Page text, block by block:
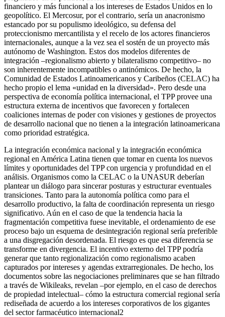
financiero y más funcional a los intereses de Estados Unidos en lo
geopolítico. El Mercosur, por el contrario, sería un anacronismo
estancado por su populismo ideológico, su defensa del
proteccionismo mercantilista y el recelo de los actores financieros
internacionales, aunque a la vez sea el sostén de un proyecto más
autónomo de Washington. Estos dos modelos diferentes de
integración –regionalismo abierto y bilateralismo competitivo– no
son inherentemente incompatibles o antinómicos. De hecho, la
Comunidad de Estados Latinoamericanos y Caribeños (CELAC) ha
hecho propio el lema «unidad en la diversidad». Pero desde una
perspectiva de economía política internacional, el TPP provee una
estructura externa de incentivos que favorecen y fortalecen
coaliciones internas de poder con visiones y gestiones de proyectos
de desarrollo nacional que no tienen a la integración latinoamericana
como prioridad estratégica.
La integración económica nacional y la integración económica
regional en América Latina tienen que tomar en cuenta los nuevos
límites y oportunidades del TPP con urgencia y profundidad en el
análisis. Organismos como la CELAC o la UNASUR deberían
plantear un diálogo para sincerar posturas y estructurar eventuales
transiciones. Tanto para la autonomía política como para el
desarrollo productivo, la falta de coordinación representa un riesgo
significativo. Aún en el caso de que la tendencia hacia la
fragmentación competitiva fuese inevitable, el ordenamiento de ese
proceso bajo un esquema de desintegración regional sería preferible
a una disgregación desordenada. El riesgo es que esa diferencia se
transforme en divergencia. El incentivo externo del TPP podría
generar que tanto regionalización como regionalismo acaben
capturados por intereses y agendas extrarregionales. De hecho, los
documentos sobre las negociaciones preliminares que se han filtrado
a través de Wikileaks, revelan –por ejemplo, en el caso de derechos
de propiedad intelectual– cómo la estructura comercial regional sería
rediseñada de acuerdo a los intereses corporativos de los gigantes
del sector farmacéutico internacional2